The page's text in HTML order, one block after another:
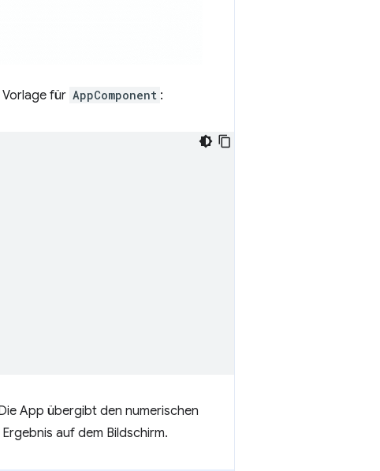
für AppComponent :
App übergibt den numerischen
auf dem Bildschirm.